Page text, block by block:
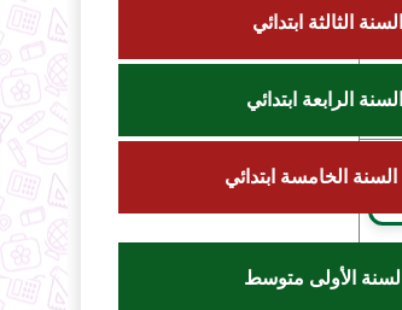
السنة الثالثة ابتدائي
السنة الرابعة ابتدائي
السنة الخامسة ابتدائي
السنة الأولى متوسط